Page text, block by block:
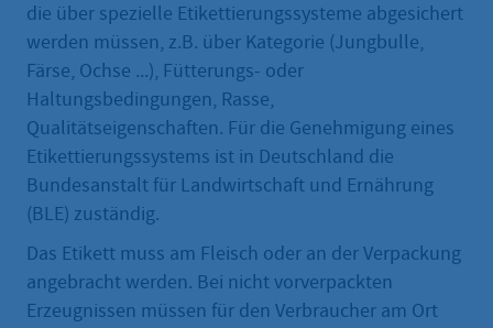
die über spezielle Etikettierungssysteme abgesichert
werden müssen, z.B. über Kategorie (Jungbulle,
Färse, Ochse ...), Fütterungs- oder
Haltungsbedingungen, Rasse,
Qualitätseigenschaften. Für die Genehmigung eines
Etikettierungssystems ist in Deutschland die
Bundesanstalt für Landwirtschaft und Ernährung
(BLE) zuständig.
Das Etikett muss am Fleisch oder an der Verpackung
angebracht werden. Bei nicht vorverpackten
Erzeugnissen müssen für den Verbraucher am Ort